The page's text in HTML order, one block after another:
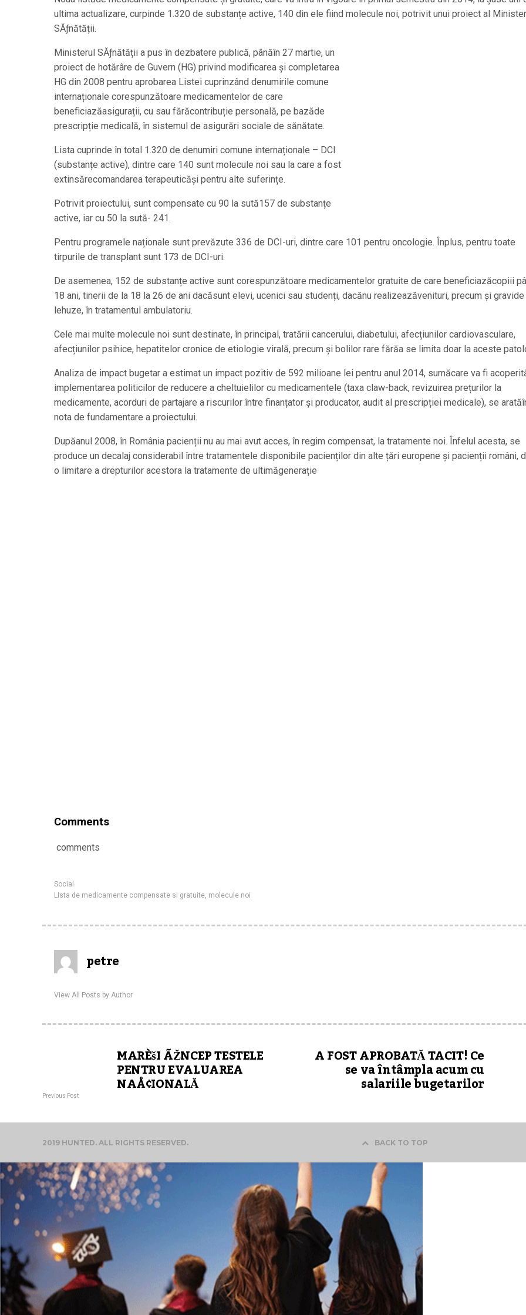
ultima actualizare, curpinde 1.320 de substanțe active, 140 din ele fiind molecule noi, potrivit unui proiect al
SĂƒnătății.
Ministerul SĂƒnătății a pus în dezbatere publică, pânăîn 27 martie, un
proiect de hotărâre de Guvern (HG) privind modificarea și completarea
HG din 2008 pentru aprobarea Listei cuprinzând denumirile comune
internaționale corespunzătoare medicamentelor de care
beneficiazăasigurații, cu sau fărăcontribuție personală, pe bazăde
prescripție medicală, în sistemul de asigurări sociale de sănătate.
Lista cuprinde în total 1.320 de denumiri comune internaționale – DCI
(substanțe active), dintre care 140 sunt molecule noi sau la care a fost
extinsărecomandarea terapeuticăși pentru alte suferințe.
Potrivit proiectului, sunt compensate cu 90 la sută157 de substanțe
active, iar cu 50 la sută- 241.
Pentru programele naționale sunt prevăzute 336 de DCI-uri, dintre care 101 pentru oncologie. Înplus, pentru toate
tirpurile de transplant sunt 173 de DCI-uri.
De asemenea, 152 de substanțe active sunt corespunzătoare medicamentelor gratuite de care beneficiazăcopiii
18 ani, tinerii de la 18 la 26 de ani dacăsunt elevi, ucenici sau studenți, dacănu realizeazăvenituri, precum și
lehuze, în tratamentul ambulatoriu.
Cele mai multe molecule noi sunt destinate, în principal, tratării cancerului, diabetului, afecțiunilor cardiovasculare,
afecțiunilor psihice, hepatitelor cronice de etiologie virală, precum și bolilor rare fărăa se limita doar la aceste
Analiza de impact bugetar a estimat un impact pozitiv de 592 milioane lei pentru anul 2014, sumăcare va fi
implementarea politicilor de reducere a cheltuielilor cu medicamentele (taxa claw-back, revizuirea prețurilor la
medicamente, acorduri de partajare a riscurilor între finanțator și producator, audit al prescripției medicale), se
nota de fundamentare a proiectului.
Dupăanul 2008, în România pacienții nu au mai avut acces, în regim compensat, la tratamente noi. Înfelul acesta, se
produce un decalaj considerabil între tratamentele disponibile pacienților din alte țări europene și pacienții români,
o limitare a drepturilor acestora la tratamente de ultimăgenerație
Comments
comments
Social
LIsta de medicamente compensate si gratuite, molecule noi
petre
View All Posts by Author
MARÈšI ÃŽNCEP TESTELE
PENTRU EVALUAREA
NAÅ¢IONALĂ
Previous Post
A FOST APROBATĂ TACIT! Ce
se va întâmpla acum cu
salariile bugetarilor
2019 HUNTED. ALL RIGHTS RESERVED. BACK TO TOP